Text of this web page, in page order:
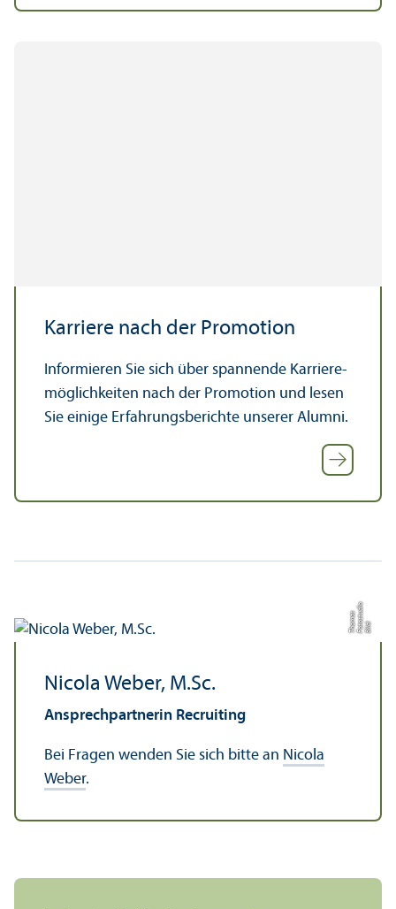
Karriere nach der Promotion
Informieren Sie sich über spannende Karriere­
möglichkeiten nach der Promotion und lesen
Sie einige Erfahrungs­berichte unserer Alumni.
Bil
d:
F
o
t
o
s
t
u di
oT
h
o
m
a
s
Nicola Weber, M.Sc.
Ansprech­partnerin Recruiting
Bei Fragen wenden Sie sich bitte an Nicola
Weber.